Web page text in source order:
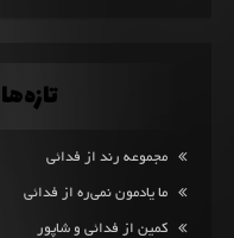
تازه‌ها
مجموعه رند از فدائی
ما یادمون نمی‌ره از فدائی
کمین از فدائی و شاپور